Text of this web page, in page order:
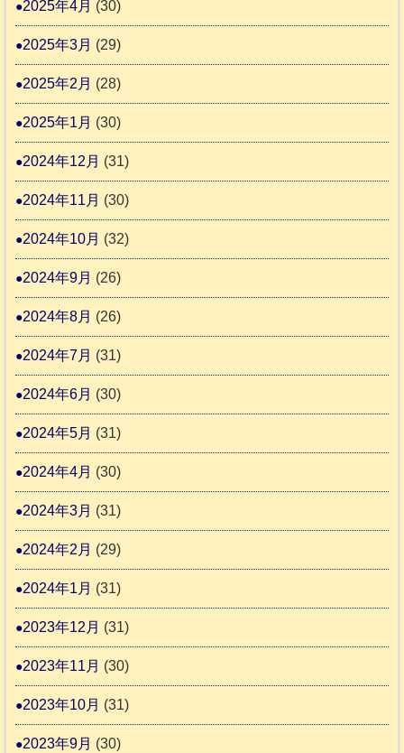
2025年4月 (30)
2025年3月 (29)
2025年2月 (28)
2025年1月 (30)
2024年12月 (31)
2024年11月 (30)
2024年10月 (32)
2024年9月 (26)
2024年8月 (26)
2024年7月 (31)
2024年6月 (30)
2024年5月 (31)
2024年4月 (30)
2024年3月 (31)
2024年2月 (29)
2024年1月 (31)
2023年12月 (31)
2023年11月 (30)
2023年10月 (31)
2023年9月 (30)